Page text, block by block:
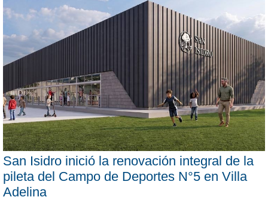
San Isidro inició la renovación integral de la
pileta del Campo de Deportes N°5 en Villa
Adelina